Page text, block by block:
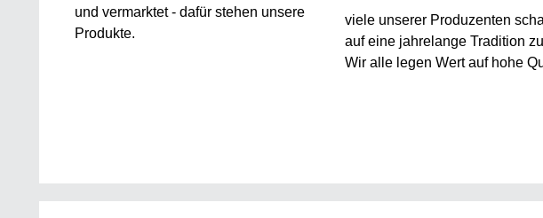
und vermarktet - dafür stehen unsere
Produkte.
viele unserer Produzenten
auf eine jahrelange Tradition
Wir alle legen Wert auf hohe